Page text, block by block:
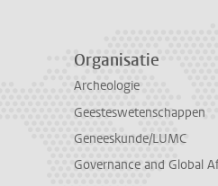
Organisatie
Archeologie
Geesteswetenschappen
Geneeskunde/LUMC
Governance and Global